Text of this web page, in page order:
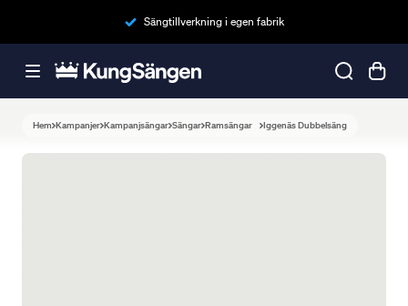
Sängtillverkning i egen fabrik
Hem Kampanjer Kampanjsängar Sängar Ramsängar Iggenäs Dubbelsäng